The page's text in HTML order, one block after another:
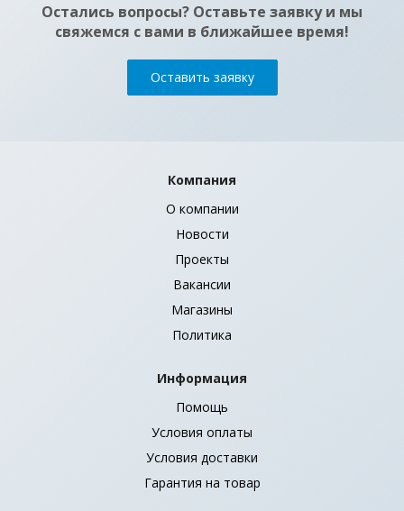
Остались вопросы? Оставьте заявку и мы
свяжемся с вами в ближайшее время!
Оставить заявку
Компания
О компании
Новости
Проекты
Вакансии
Магазины
Политика
Информация
Помощь
Условия оплаты
Условия доставки
Гарантия на товар